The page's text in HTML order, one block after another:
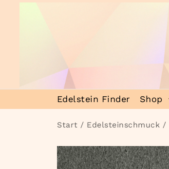
Heilsteinmagie
Lass dich verzaubern
Edelstein Finder Shop
Start / Edelsteinschmuck /